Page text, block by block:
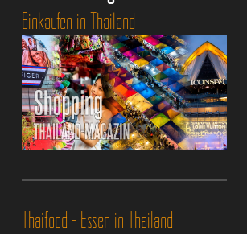
Einkaufen in Thailand
Thaifood - Essen in Thailand